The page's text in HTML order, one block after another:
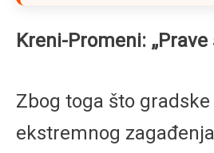
Kreni-Promeni:
Zbog toga što
ekstremnog